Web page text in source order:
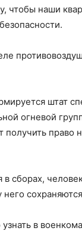
чтобы наши
штат
огневой
получить
в сборах,
в